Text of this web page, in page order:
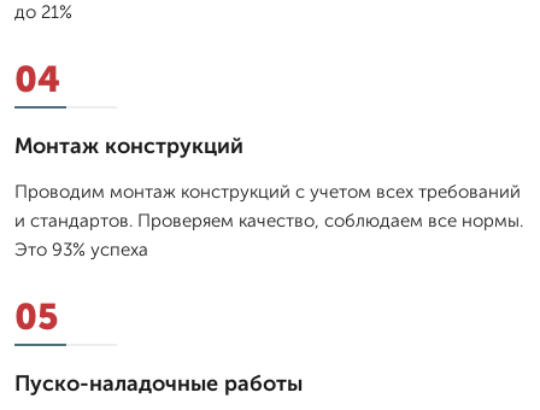
до 21%
04
Монтаж конструкций
Проводим монтаж конструкций с учетом всех требований
и стандартов. Проверяем качество, соблюдаем все нормы.
Это 93% успеха
05
Пуско-наладочные работы